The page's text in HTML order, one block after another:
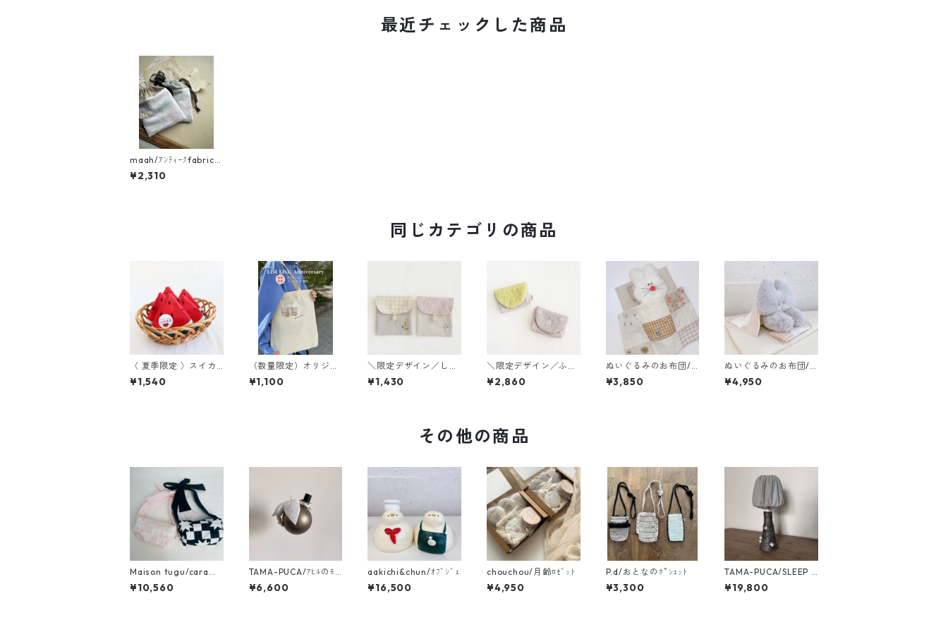
最近チェックした商品
maah/ｱﾝﾃｨｰｸfabricの
巾着ﾎﾟｰﾁ
¥2,310
同じカテゴリの商品
〈 夏季限定 〉スイカ
ハンカチ
¥1,540
（数量限定）オリジナ
ルロゴ入りトートバッ
グ
¥1,100
＼限定デザイン／しか
くポーチ
¥1,430
＼限定デザイン／ふた
付きポーチ
¥2,860
ぬいぐるみのお布団/M
サイズ
¥3,850
ぬいぐるみのお布団/L
サイズ
¥4,950
その他の商品
Maison tugu/carame
l ribon bag
¥10,560
TAMA-PUCA/ｱﾋﾙのﾓ
ﾋﾞｰﾙ
¥6,600
aakichi&chun/ｵﾌﾞｼﾞｪ
¥16,500
chouchou/月齢ﾛｾﾞｯﾄ
¥4,950
P.d/おとなのﾎﾟｼｪｯﾄ
¥3,300
TAMA-PUCA/SLEEP T
REE ｽﾀﾝﾄﾞﾗﾝﾌﾟ
¥19,800